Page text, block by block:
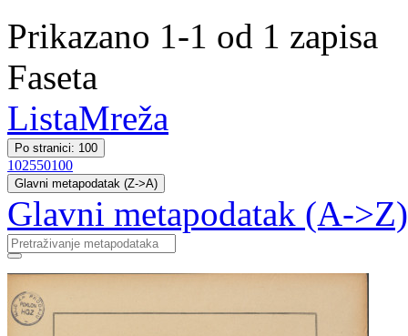
Prikazano 1-1 od 1 zapisa
Faseta
ListaMreža
Po stranici: 100
102550100
Glavni metapodatak (Z->A)
Glavni metapodatak (A->Z)